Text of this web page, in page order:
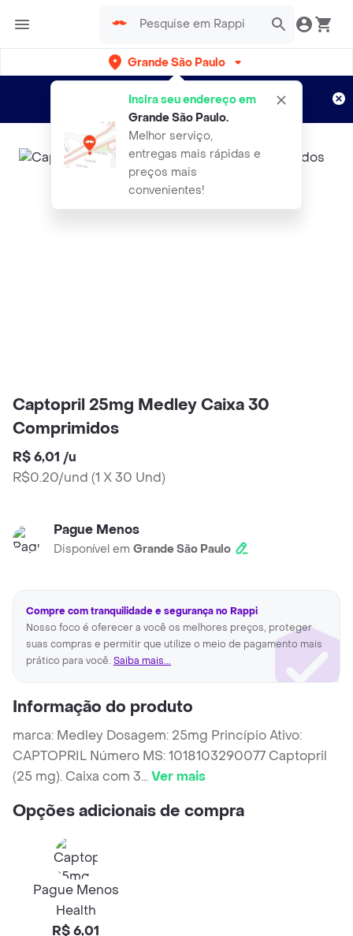
Grande São Paulo
Insira seu endereço em
Grande São Paulo.
Melhor serviço,
entregas mais rápidas e
preços mais
convenientes!
Entregas grátis por 15 dias!
Aplicam T&C
Captopril 25mg Medley Caixa 30
Comprimidos
R$ 6,01 /u
R$0.20/und (1 X 30 Und)
Pague Menos
Disponível em Grande São Paulo
Compre com tranquilidade e segurança no Rappi
Nosso foco é oferecer a você os melhores preços, proteger
suas compras e permitir que utilize o meio de pagamento mais
prático para você. Saiba mais...
Informação do produto
marca: Medley Dosagem: 25mg Princípio Ativo:
CAPTOPRIL Número MS: 1018103290077 Captopril
(25 mg). Caixa com 3...Ver mais
Opções adicionais de compra
Pague Menos
Health
R$ 6,01